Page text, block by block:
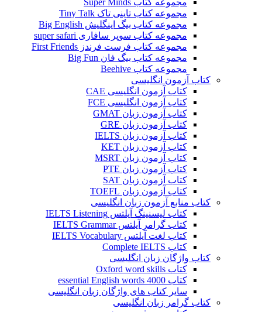
مجموعه کتاب تاینی تاک Tiny Talk
مجموعه کتاب بیگ اینگلیش Big English
مجموعه کتاب سوپر سافاری super safari
مجموعه کتاب فرست فرندز First Friends
مجموعه کتاب بیگ فان Big Fun
مجموعه کتاب Beehive
کتاب آزمون انگلیسی
کتاب آزمون انگلیسی CAE
کتاب آزمون انگلیسی FCE
کتاب آزمون زبان GMAT
کتاب آزمون زبان GRE
کتاب آزمون زبان IELTS
کتاب آزمون زبان KET
کتاب آزمون زبان MSRT
کتاب آزمون زبان PTE
کتاب آزمون زبان SAT
کتاب آزمون زبان TOEFL
کتاب منابع آزمون زبان انگلیسی
کتاب لیسنینگ آیلتس IELTS Listening
کتاب گرامر آیلتس IELTS Grammar
کتاب لغت آیلتس IELTS Vocabulary
کتاب Complete IELTS
کتاب واژگان زبان انگلیسی
کتاب Oxford word skills
کتاب essential English words 4000
سایر کتاب های واژگان زبان انگلیسی
کتاب گرامر زبان انگلیسی